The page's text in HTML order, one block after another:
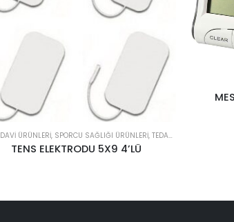
TEDAVI ÜRÜNLERI
MESİLİFE NEM ISI ÖLÇER DC103